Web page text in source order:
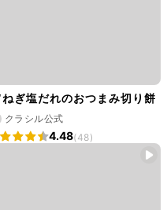
ねぎ塩だれのおつまみ切り餅
クラシル公式
4.48(48)